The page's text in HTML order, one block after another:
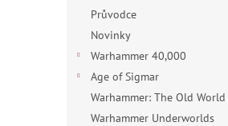
Průvodce
Novinky
Warhammer 40,000
Age of Sigmar
Warhammer: The Old World
Warhammer Underworlds